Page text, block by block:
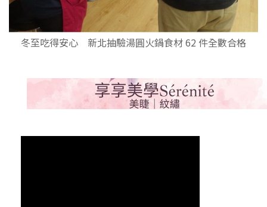
冬至吃得安心 新北抽驗湯圓火鍋食材 62 件全數合格